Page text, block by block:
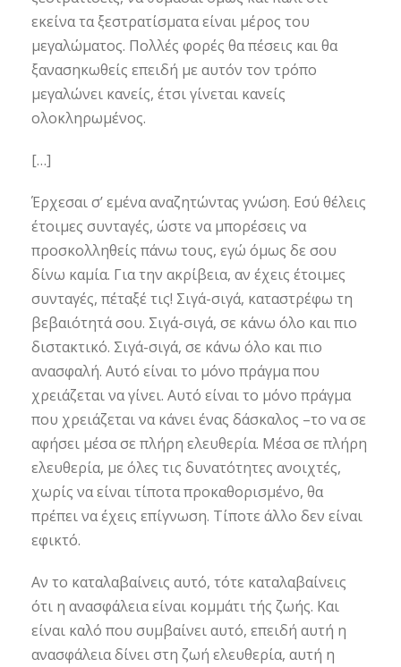
εκείνα τα ξεστρατίσματα είναι μέρος του
μεγαλώματος. Πολλές φορές θα πέσεις και θα
ξανασηκωθείς επειδή με αυτόν τον τρόπο
μεγαλώνει κανείς, έτσι γίνεται κανείς
ολοκληρωμένος.
[…]
Έρχεσαι σ’ εμένα αναζητώντας γνώση. Εσύ θέλεις
έτοιμες συνταγές, ώστε να μπορέσεις να
προσκολληθείς πάνω τους, εγώ όμως δε σου
δίνω καμία. Για την ακρίβεια, αν έχεις έτοιμες
συνταγές, πέταξέ τις! Σιγά-σιγά, καταστρέφω τη
βεβαιότητά σου. Σιγά-σιγά, σε κάνω όλο και πιο
διστακτικό. Σιγά-σιγά, σε κάνω όλο και πιο
ανασφαλή. Αυτό είναι το μόνο πράγμα που
χρειάζεται να γίνει. Αυτό είναι το μόνο πράγμα
που χρειάζεται να κάνει ένας δάσκαλος –το να σε
αφήσει μέσα σε πλήρη ελευθερία. Μέσα σε πλήρη
ελευθερία, με όλες τις δυνατότητες ανοιχτές,
χωρίς να είναι τίποτα προκαθορισμένο, θα
πρέπει να έχεις επίγνωση. Τίποτε άλλο δεν είναι
εφικτό.
Αν το καταλαβαίνεις αυτό, τότε καταλαβαίνεις
ότι η ανασφάλεια είναι κομμάτι τής ζωής. Και
είναι καλό που συμβαίνει αυτό, επειδή αυτή η
ανασφάλεια δίνει στη ζωή ελευθερία, αυτή η